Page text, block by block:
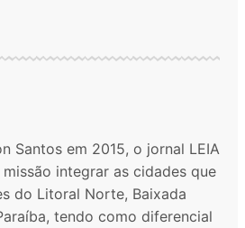
Santos em 2015, o jornal LEIA
integrar as cidades que
do Litoral Norte, Baixada
tendo como diferencial